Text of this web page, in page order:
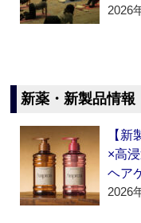
2026
新薬・新製品情報
【
×高
ヘア
2026